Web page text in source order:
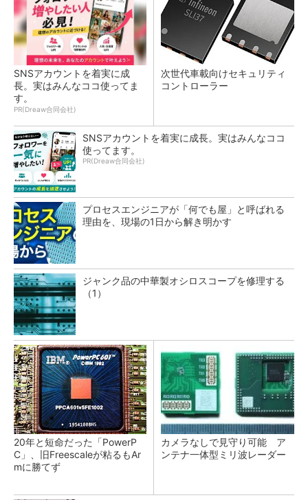
SNSアカウントを着実に成
長。実はみんなココ使ってま
す。
PR(Dreaw合同会社)
次世代車載向けセキュリティ
コントローラー
SNSアカウントを着実に成長。実はみんなココ
使ってます。
PR(Dreaw合同会社)
プロセスエンジニアが「何でも屋」と呼ばれる
理由を、現場の1日から解き明かす
ジャンク品の中華製オシロスコープを修理する
（1）
20年と短命だった「PowerP
C」、旧Freescaleが粘るもAr
mに勝てず
カメラなしで見守り可能 ア
ンテナ一体型ミリ波レーダー